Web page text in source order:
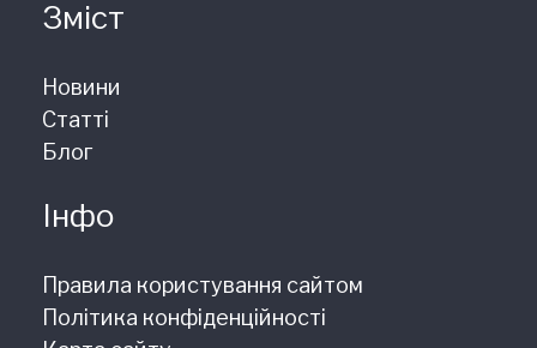
Зміст
Новини
Статті
Блог
Інфо
Правила користування сайтом
Політика конфіденційності